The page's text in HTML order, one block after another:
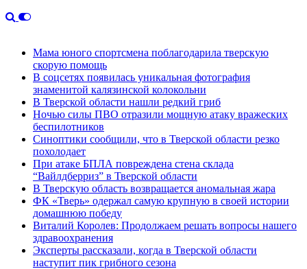
Мама юного спортсмена поблагодарила тверскую
скорую помощь
В соцсетях появилась уникальная фотография
знаменитой калязинской колокольни
В Тверской области нашли редкий гриб
Ночью силы ПВО отразили мощную атаку вражеских
беспилотников
Синоптики сообщили, что в Тверской области резко
похолодает
При атаке БПЛА повреждена стена склада
“Вайлдберриз” в Тверской области
В Тверскую область возвращается аномальная жара
ФК «Тверь» одержал самую крупную в своей истории
домашнюю победу
Виталий Королев: Продолжаем решать вопросы нашего
здравоохранения
Эксперты рассказали, когда в Тверской области
наступит пик грибного сезона